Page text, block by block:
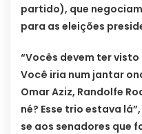
partido), que
para as eleições
“Vocês devem ter
Você iria num jantar
Omar Aziz, Randolfe
né? Esse trio estava
se aos senadores que